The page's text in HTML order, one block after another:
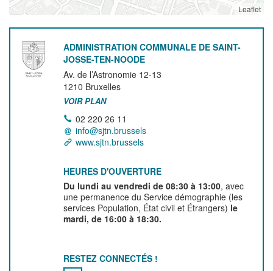
Leaflet
ADMINISTRATION COMMUNALE DE SAINT-
JOSSE-TEN-NOODE
Av. de l’Astronomie 12-13
1210 Bruxelles
VOIR PLAN
02 220 26 11
info@sjtn.brussels
www.sjtn.brussels
HEURES D'OUVERTURE
Du lundi au vendredi de 08:30 à 13:00, avec
une permanence du Service démographie (les
services Population, État civil et Étrangers) le
mardi, de 16:00 à 18:30.
RESTEZ CONNECTÉS !